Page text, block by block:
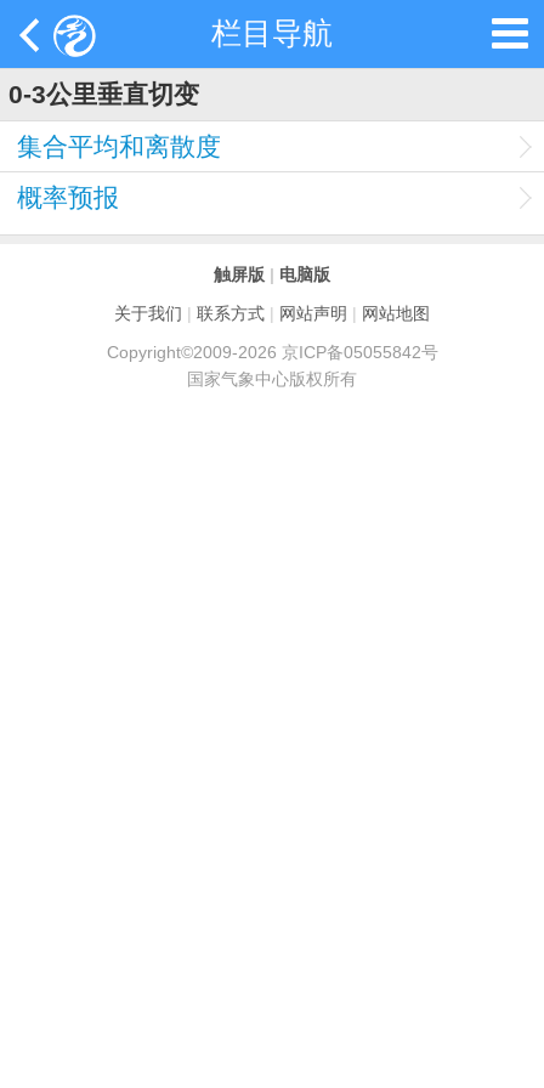
栏目导航
0-3公里垂直切变
集合平均和离散度
概率预报
触屏版 | 电脑版
关于我们 | 联系方式 | 网站声明 | 网站地图
Copyright©2009-2026 京ICP备05055842号
国家气象中心版权所有